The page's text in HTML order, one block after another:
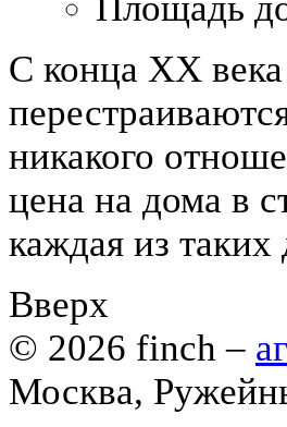
С конца XX
никакого
цена на дома в
каждая из
Вверх
© 2026 finch –
Москва,